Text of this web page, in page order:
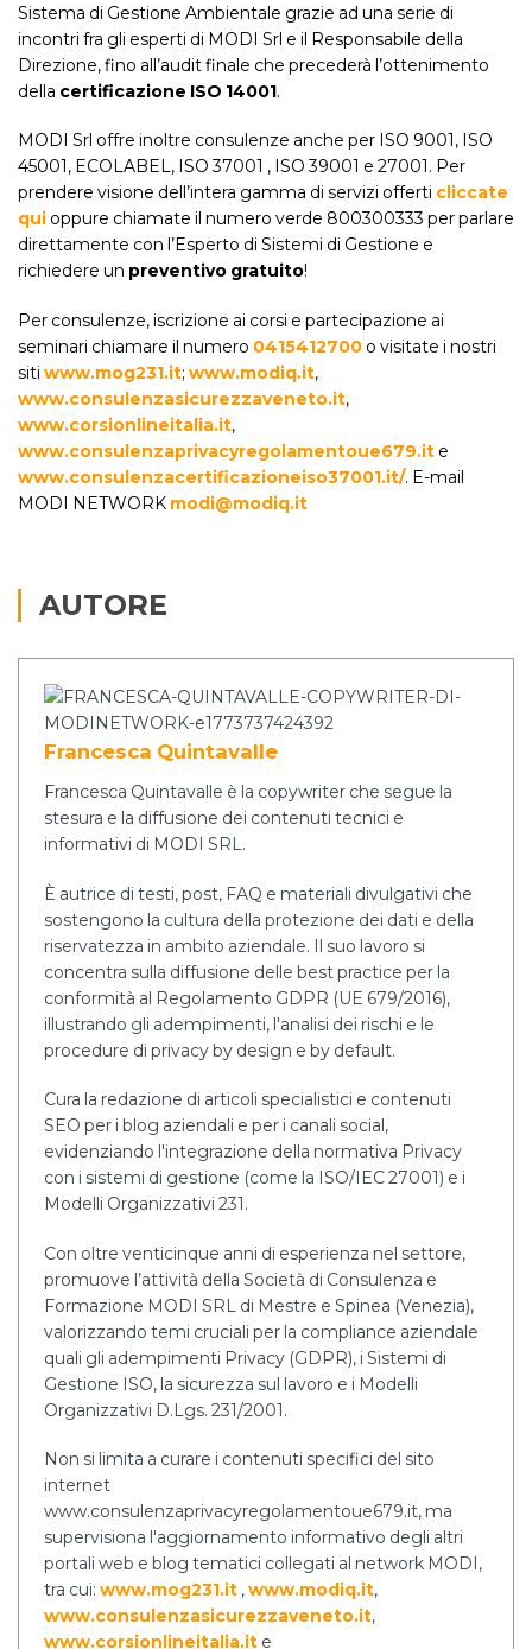
Sistema di Gestione Ambientale grazie ad una serie di
incontri fra gli esperti di MODI Srl e il Responsabile della
Direzione, fino all’audit finale che precederà l’ottenimento
della certificazione ISO 14001.
MODI Srl offre inoltre consulenze anche per ISO 9001, ISO
45001, ECOLABEL, ISO 37001 , ISO 39001 e 27001. Per
prendere visione dell’intera gamma di servizi offerti cliccate
qui oppure chiamate il numero verde 800300333 per parlare
direttamente con l’Esperto di Sistemi di Gestione e
richiedere un preventivo gratuito!
Per consulenze, iscrizione ai corsi e partecipazione ai
seminari chiamare il numero 0415412700 o visitate i nostri
siti www.mog231.it; www.modiq.it,
www.consulenzasicurezzaveneto.it,
www.corsionlineitalia.it,
www.consulenzaprivacyregolamentoue679.it e
www.consulenzacertificazioneiso37001.it/. E-mail
MODI NETWORK modi@modiq.it
AUTORE
Francesca Quintavalle
Francesca Quintavalle è la copywriter che segue la
stesura e la diffusione dei contenuti tecnici e
informativi di MODI SRL.
È autrice di testi, post, FAQ e materiali divulgativi che
sostengono la cultura della protezione dei dati e della
riservatezza in ambito aziendale. Il suo lavoro si
concentra sulla diffusione delle best practice per la
conformità al Regolamento GDPR (UE 679/2016),
illustrando gli adempimenti, l'analisi dei rischi e le
procedure di privacy by design e by default.
Cura la redazione di articoli specialistici e contenuti
SEO per i blog aziendali e per i canali social,
evidenziando l'integrazione della normativa Privacy
con i sistemi di gestione (come la ISO/IEC 27001) e i
Modelli Organizzativi 231.
Con oltre venticinque anni di esperienza nel settore,
promuove l’attività della Società di Consulenza e
Formazione MODI SRL di Mestre e Spinea (Venezia),
valorizzando temi cruciali per la compliance aziendale
quali gli adempimenti Privacy (GDPR), i Sistemi di
Gestione ISO, la sicurezza sul lavoro e i Modelli
Organizzativi D.Lgs. 231/2001.
Non si limita a curare i contenuti specifici del sito
internet
www.consulenzaprivacyregolamentoue679.it, ma
supervisiona l'aggiornamento informativo degli altri
portali web e blog tematici collegati al network MODI,
tra cui: www.mog231.it ,www.modiq.it,
www.consulenzasicurezzaveneto.it,
www.corsionlineitalia.it e